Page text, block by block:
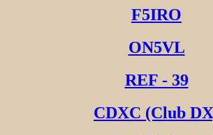
F5IRO
ON5VL
REF - 39
CDXC (Club